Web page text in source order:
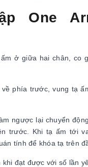
One
ở giữa hai chân, co
phía trước, vung tạ
ngược lại chuyển
trước. Khi tạ ấm tới
tính để khóa tạ trên
đạt được với số lần